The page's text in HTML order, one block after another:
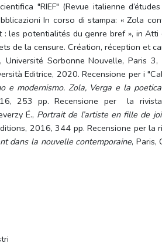
"RIEF" (Revue italienne
In corso di stampa: « Zola
: les potentialités du genre bref », in
de la censure. Création, réception et
Université Sorbonne Nouvelle, Paris
Editrice, 2020. Recensione per i
e modernismo. Zola, Verga e la
253 pp. Recensione per la
É., Portrait de l’artiste en fille de
2016, 344 pp. Recensione per la
dans la nouvelle contemporaine, Paris,